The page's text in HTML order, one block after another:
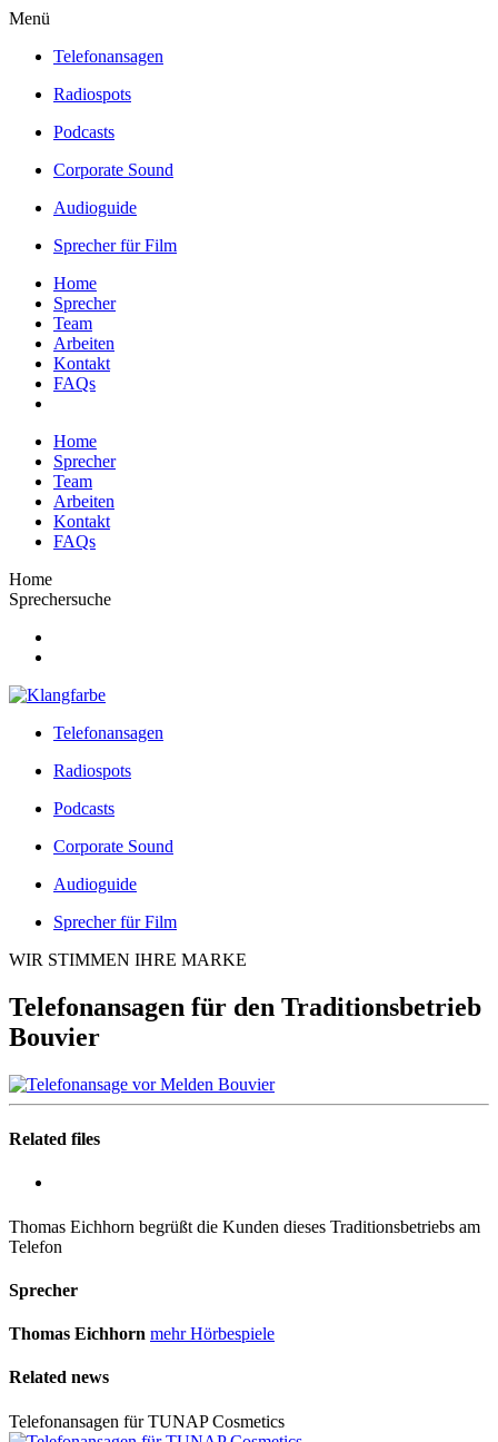
Menü
Telefonansagen
Radiospots
Podcasts
Corporate Sound
Audioguide
Sprecher für Film
Home
Sprecher
Team
Arbeiten
Kontakt
FAQs
Home
Sprecher
Team
Arbeiten
Kontakt
FAQs
Home
Sprechersuche
Telefonansagen
Radiospots
Podcasts
Corporate Sound
Audioguide
Sprecher für Film
WIR STIMMEN IHRE MARKE
Telefonansagen für den Traditionsbetrieb
Bouvier
Related files
Thomas Eichhorn begrüßt die Kunden dieses Traditionsbetriebs am
Telefon
Sprecher
Thomas Eichhorn mehr Hörbespiele
Related news
Telefonansagen für TUNAP Cosmetics